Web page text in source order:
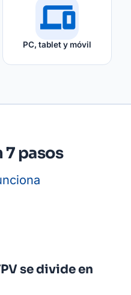
devices
PC, tablet y móvil
7 pasos
se divide en